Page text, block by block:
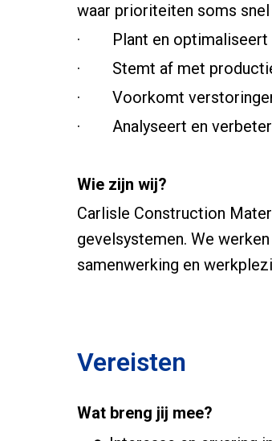
waar prioriteiten soms snel
· Plant en optimaliseert
· Stemt af met productie,
· Voorkomt
· Analyseert en
Wie zijn wij?
Carlisle Construction
gevelsystemen. We
samenwerking en
Vereisten
Wat breng jij mee?